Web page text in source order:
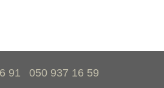
91 050 937 16 59